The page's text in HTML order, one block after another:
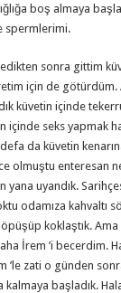
boş almaya
spermlerimi.
sonra gittim
için de götürdüm.
küvetin içinde
içinde seks yapmak
da küvetin
olmuştu enteresan
yana uyandık.
odamıza kahvaltı
koklaştık.
İrem ’i becerdim.
’le zati o günden
başladık.